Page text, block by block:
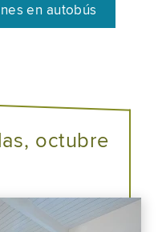
en autobús
octubre